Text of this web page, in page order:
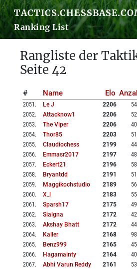
Ranking List
Rangliste der
Seite 42
# Name Elo
2051 . Le J 2206
2052. Attacknow1 2206
2053. The Viper 2206
2054. Thor85 2203
2055. Claudiochess 2199
2056. Emmasr2017 2197
2057. Eckert21 2196
2058. Bryantdd 2191
2059. Maggikochstudio 2189
2060. X_l 2183
2061 . Sparsh17 2175
2062. Sialgna 2172
2063. Akshay Bhatt 2172
2064. Kaller 2168
2065. Benz999 2165
2066. Hagamainty 2164
2067. Abhi Varun Reddy 2161